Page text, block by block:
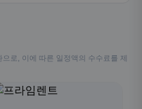
로, 이에 따른 일정액의 수수료를 제